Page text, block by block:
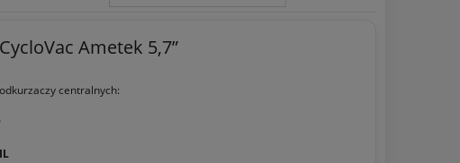
Ametek 5,7”
centralnych: